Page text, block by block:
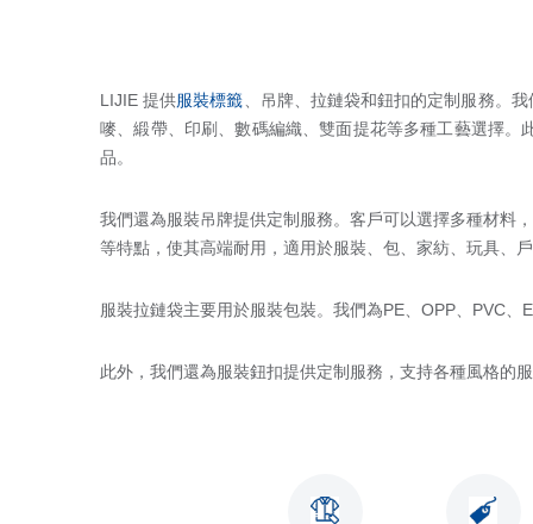
LIJIE 提供服裝標籤 、吊牌、拉鏈袋和鈕扣的定制服務。
嘜、緞帶、印刷、數碼編織、雙面提花等多種工藝選擇
品。
我們還為服裝吊牌提供定制服務。客戶可以選擇多種材料
等特點，使其高端耐用，適用於服裝、包、家紡、玩具、
服裝拉鏈袋主要用於服裝包裝。我們為PE、OPP、PVC
此外，我們還為服裝鈕扣提供定制服務，支持各種風格的